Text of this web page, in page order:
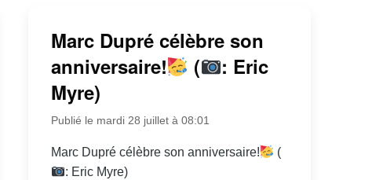
Marc Dupré célèbre son
anniversaire!
(
: Eric
Myre)
Publié le mardi 28 juillet à 08:01
Marc Dupré célèbre son anniversaire!
(
: Eric Myre)